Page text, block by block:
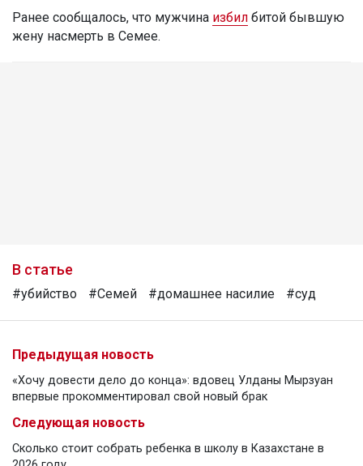
Ранее сообщалось, что мужчина избил битой бывшую
жену насмерть в Семее.
В статье
#убийство #Семей #домашнее насилие #суд
Предыдущая новость
«Хочу довести дело до конца»: вдовец Улданы Мырзуан
впервые прокомментировал свой новый брак
Следующая новость
Сколько стоит собрать ребенка в школу в Казахстане в